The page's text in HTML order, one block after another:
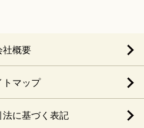
社概要
トマップ
法に基づく表記